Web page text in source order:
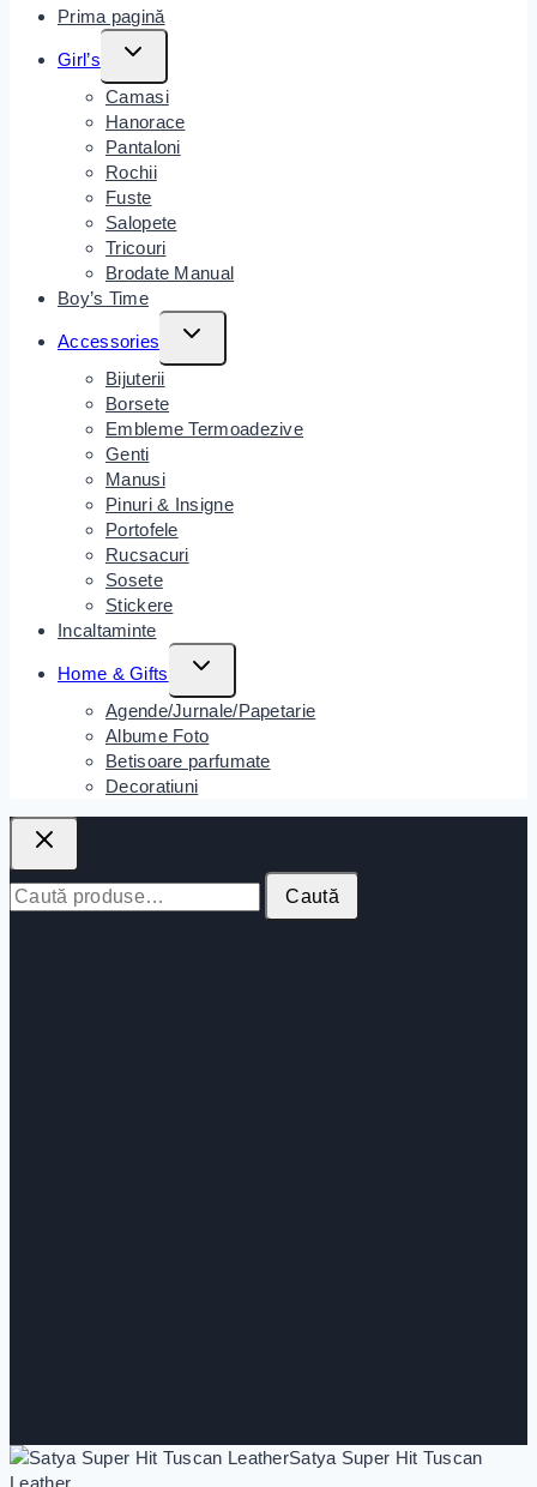
Prima pagină
Girl’s
Camasi
Hanorace
Pantaloni
Rochii
Fuste
Salopete
Tricouri
Brodate Manual
Boy’s Time
Accessories
Bijuterii
Borsete
Embleme Termoadezive
Genti
Manusi
Pinuri & Insigne
Portofele
Rucsacuri
Sosete
Stickere
Incaltaminte
Home & Gifts
Agende/Jurnale/Papetarie
Albume Foto
Betisoare parfumate
Decoratiuni
Caută
Satya Super Hit Tuscan
Leather